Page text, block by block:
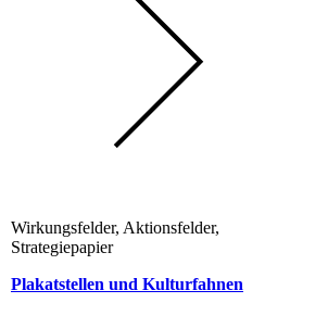
Wirkungsfelder, Aktionsfelder,
Strategiepapier
Plakatstellen und Kulturfahnen